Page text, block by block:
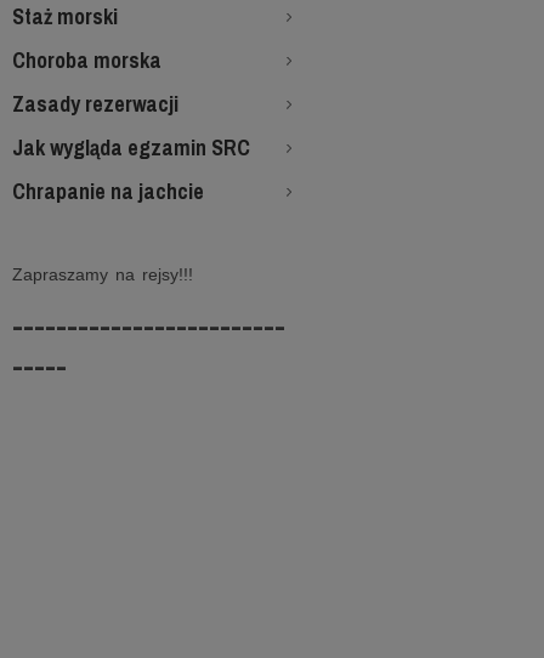
Staż morski
Choroba morska
Zasady rezerwacji
Jak wygląda egzamin SRC
Chrapanie na jachcie
Zapraszamy na rejsy!!!
-------------------------
-----